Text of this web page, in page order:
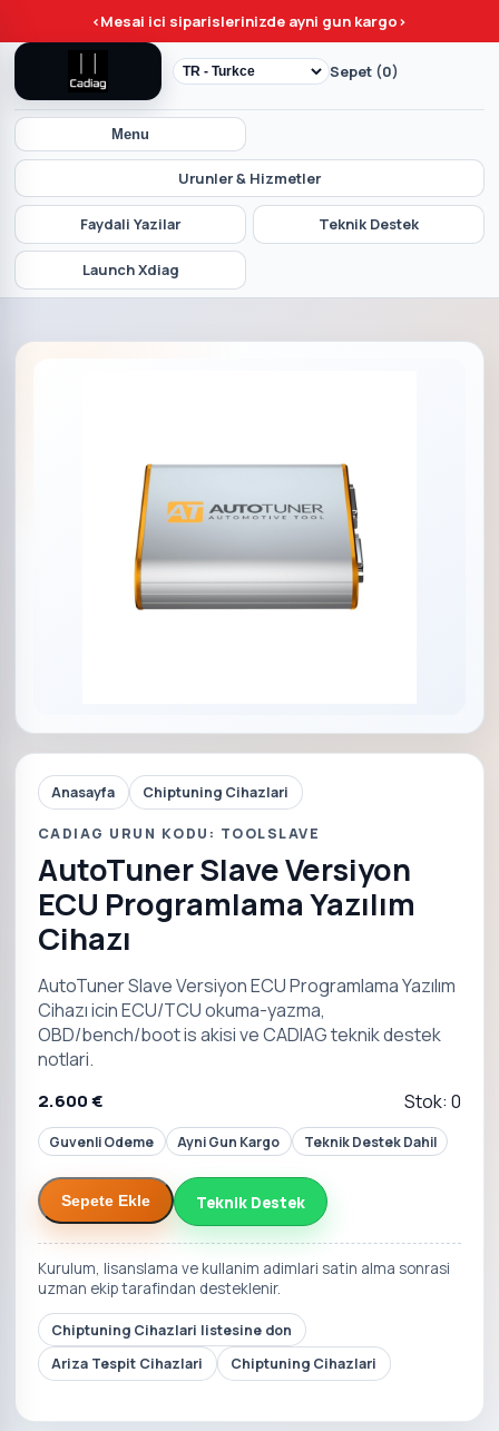
<Mesai ici siparislerinizde ayni gun kargo>
Menu
Urunler & Hizmetler
Faydali Yazilar Teknik Destek
Launch Xdiag
Sepet (0)
Anasayfa Chiptuning Cihazlari
CADIAG URUN KODU: TOOLSLAVE
AutoTuner Slave Versiyon
ECU Programlama Yazılım
Cihazı
AutoTuner Slave Versiyon ECU Programlama Yazılım
Cihazı icin ECU/TCU okuma-yazma,
OBD/bench/boot is akisi ve CADIAG teknik destek
notlari.
2.600 € Stok: 0
Guvenli Odeme Ayni Gun Kargo Teknik Destek Dahil
Sepete Ekle Teknik Destek
Kurulum, lisanslama ve kullanim adimlari satin alma sonrasi
uzman ekip tarafindan desteklenir.
Chiptuning Cihazlari listesine don
Ariza Tespit Cihazlari
Chiptuning Cihazlari